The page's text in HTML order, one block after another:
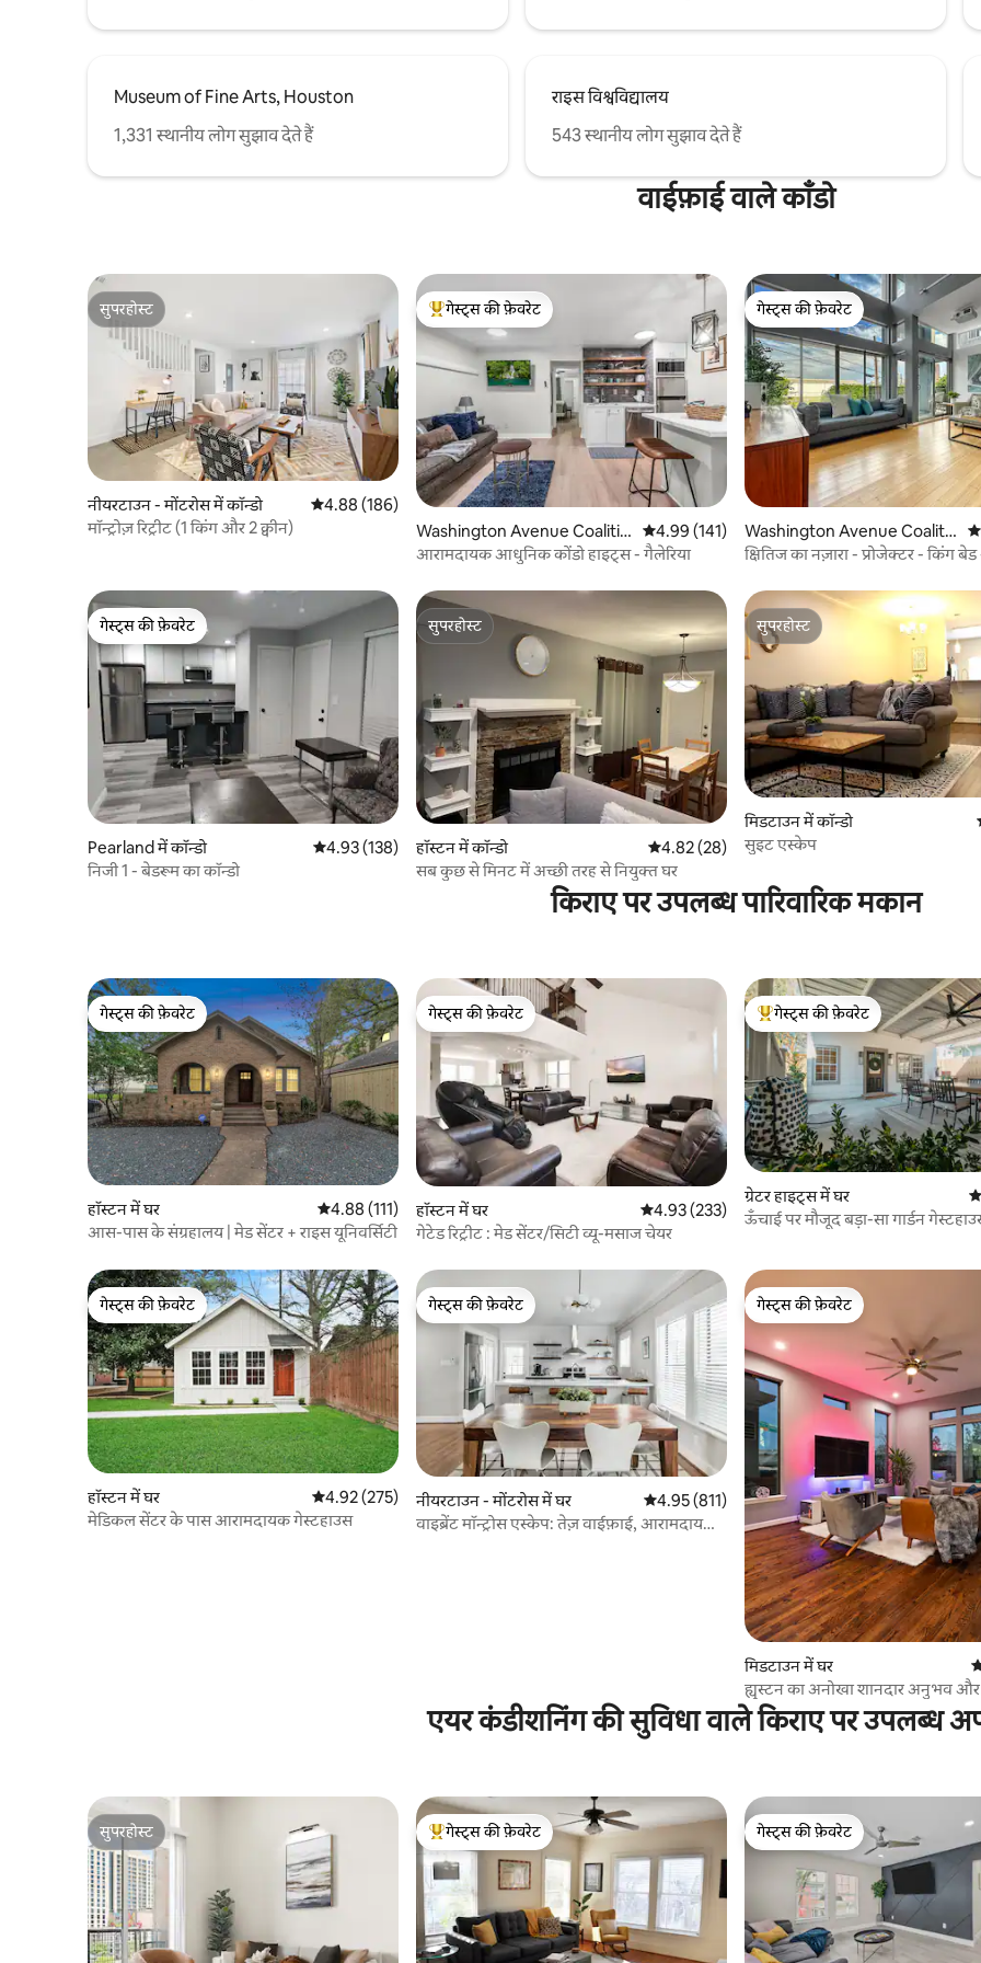
तक त्वरित और आसान पहुँच के साथ।
Museum of Fine Arts, Houston
1,331 स्थानीय लोग सुझाव देते हैं
राइस विश्वविद्यालय
543 स्थानीय लोग सुझाव देते हैं
वाईफ़ाई वाले काँडो
सुपरहोस्ट
सुपरहोस्ट
नीयरटाउन - मोंटरोस में कॉन्डो औसत रेटिंग 5 में से 4.88, 186 समीक्षाएँ
4.88 (186)
मॉन्ट्रोज़ रिट्रीट (1 किंग और 2 क्वीन)
गेस्ट्स का टॉप फ़ेवरेट
गेस्ट्स की फ़ेवरेट
Washington Avenue Coalitio
n / Memorial Park में कॉन्डो
औसत रेटिंग 5 में से 4.99, 141 समीक्षाएँ
4.99 (141)
आरामदायक आधुनिक कोंडो हाइट्स - गैलेरिया
गेस्ट्स की फ़ेवरेट
गेस्ट्स की फ़ेवरेट
Washington Avenue Coalitio
n / Memorial Park में कॉन्डो
क्षितिज का नज़ारा - प्रोजेक्टर - किंग
गेस्ट्स की फ़ेवरेट
गेस्ट्स की फ़ेवरेट
Pearland में कॉन्डो औसत रेटिंग 5 में से 4.93, 138 समीक्षाएँ
4.93 (138)
निजी 1 - बेडरूम का कॉन्डो
सुपरहोस्ट
सुपरहोस्ट
हॉस्टन में कॉन्डो औसत रेटिंग 5 में से 4.82, 28 समीक्षाएँ
4.82 (28)
सब कुछ से मिनट में अच्छी तरह से नियुक्त घर
सुपरहोस्ट
सुपरहोस्ट
मिडटाउन में कॉन्डो
सुइट एस्केप
किराए पर उपलब्ध पारिवारिक मकान
गेस्ट्स की फ़ेवरेट
गेस्ट्स की फ़ेवरेट
हॉस्टन में घर औसत रेटिंग 5 में से 4.88, 111 समीक्षाएँ
4.88 (111)
आस-पास के संग्रहालय | मेड सेंटर + राइस यूनिवर्सिटी
गेस्ट्स की फ़ेवरेट
गेस्ट्स की फ़ेवरेट
हॉस्टन में घर औसत रेटिंग 5 में से 4.93, 233 समीक्षाएँ
4.93 (233)
गेटेड रिट्रीट : मेड सेंटर/सिटी व्यू-मसाज चेयर
गेस्ट्स का टॉप फ़ेवरेट
गेस्ट्स की फ़ेवरेट
ग्रेटर हाइट्स में घर
ऊँचाई पर मौजूद बड़ा-सा गार्डन
गेस्ट्स की फ़ेवरेट
गेस्ट्स की फ़ेवरेट
हॉस्टन में घर औसत रेटिंग 5 में से 4.92, 275 समीक्षाएँ
4.92 (275)
मेडिकल सेंटर के पास आरामदायक गेस्टहाउस
गेस्ट्स की फ़ेवरेट
गेस्ट्स की फ़ेवरेट
नीयरटाउन - मोंटरोस में घर औसत रेटिंग 5 में से 4.95, 811 समीक्षाएँ
4.95 (811)
वाइब्रेंट मॉन्ट्रोस एस्केप: तेज़ वाईफ़ाई, आरामदायक
गेस्ट्स की फ़ेवरेट
गेस्ट्स की फ़ेवरेट
मिडटाउन में घर
ह्यूस्टन का अनोखा शानदार अनुभव
एयर कंडीशनिंग की सुविधा वाले किराए पर उपलब्ध
सुपरहोस्ट
सुपरहोस्ट
गेस्ट्स का टॉप फ़ेवरेट
गेस्ट्स की फ़ेवरेट
गेस्ट्स की फ़ेवरेट
गेस्ट्स की फ़ेवरेट